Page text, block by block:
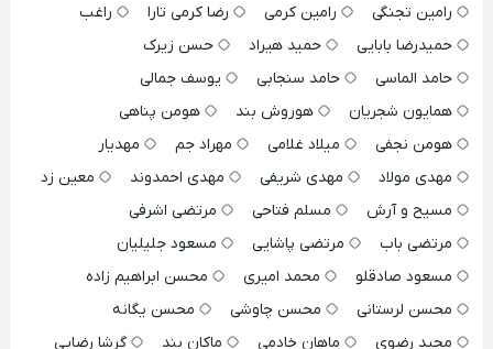
رامین تجنگی
رامین کرمی رضا کرمی تارا
راغب
حمیدرضا بابایی
حمید هیراد
حسن زیرک
حامد الماسی
حامد سنجابی
یوسف جمالی
همایون شجریان
هوروش بند
هومن پناهی
هومن نجفی
میلاد غلامی مهراد جم
مهدیار
مهدی مولاد
مهدی شریفی مهدی احمدوند
معین زد
مسیح و آرش
مسلم فتاحی
مرتضی اشرفی
مرتضی باب
مرتضی پاشایی
مسعود جلیلیان
مسعود صادقلو
محمد امیری
محسن ابراهیم زاده
محسن لرستانی
محسن چاوشی
محسن یگانه
مجید رضوی
ماهان خادمی ماکان بند گرشا رضایی